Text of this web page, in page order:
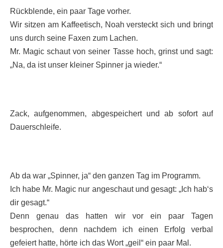
Rückblende, ein paar Tage vorher.
Wir sitzen am Kaffeetisch, Noah versteckt sich und bringt
uns durch seine Faxen zum Lachen.
Mr. Magic schaut von seiner Tasse hoch, grinst und sagt:
„Na, da ist unser kleiner Spinner ja wieder.“
Zack, aufgenommen, abgespeichert und ab sofort auf
Dauerschleife.
Ab da war „Spinner, ja“ den ganzen Tag im Programm.
Ich habe Mr. Magic nur angeschaut und gesagt: „Ich hab‘s
dir gesagt.“
Denn genau das hatten wir vor ein paar Tagen
besprochen, denn nachdem ich einen Erfolg verbal
gefeiert hatte, hörte ich das Wort „geil“ ein paar Mal.